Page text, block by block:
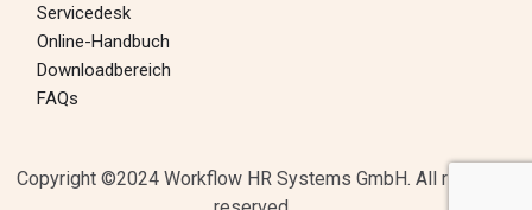
Servicedesk
Online-Handbuch
Downloadbereich
FAQs
Copyright ©2024 Workflow HR Systems GmbH. All rights
30 TAGE TESTEN